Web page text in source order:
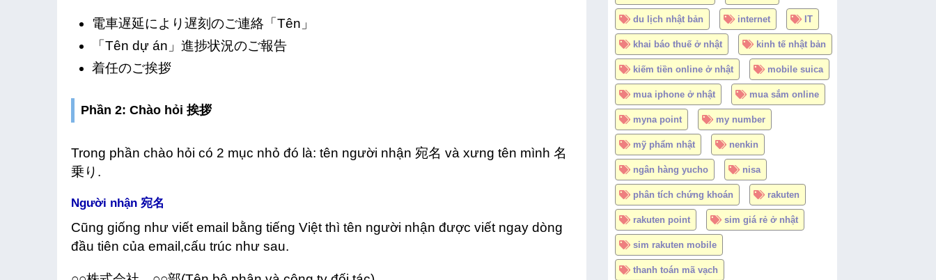
電車遅延により遅刻のご連絡「Tên」
「Tên dự án」進捗状況のご報告
着任のご挨拶
Phần 2: Chào hỏi 挨拶
Trong phần chào hỏi có 2 mục nhỏ đó là: tên người nhận 宛名 và xưng tên mình 名
乗り.
Người nhận 宛名
Cũng giống như viết email bằng tiếng Việt thì tên người nhận được viết ngay dòng
đầu tiên của email,cấu trúc như sau.
du lịch nhật bản internet IT
khai báo thuế ở nhật kinh tế nhật bản
kiếm tiền online ở nhật mobile suica
mua iphone ở nhật mua sắm online
myna point my number
mỹ phẩm nhật nenkin
ngân hàng yucho nisa
phân tích chứng khoán rakuten
rakuten point sim giá rẻ ở nhật
sim rakuten mobile
thanh toán mã vạch